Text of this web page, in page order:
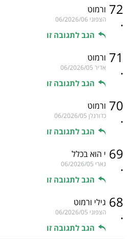
72
.
ורמוט
הצפוני 06/2026/06
הגב לתגובה זו
71
.
ורמוט
אדיר 06/2026/05
הגב לתגובה זו
70
.
ורמוט
כדורגלן 06/2026/05
הגב לתגובה זו
69
.
י הוא בכלל
גארי 06/2026/05
הגב לתגובה זו
68
.
גילי ורמוט
הצפוני 06/2026/05
הגב לתגובה זו